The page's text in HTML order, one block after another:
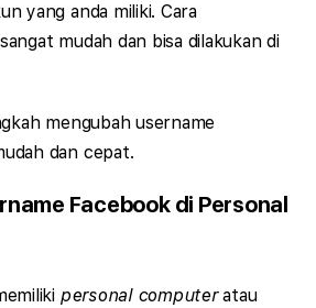
yang anda miliki. Cara
mudah dan bisa dilakukan di
mengubah username
dan cepat.
Facebook di Personal
personal computeratau